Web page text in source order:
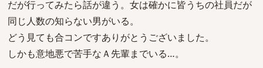
だが行ってみたら話が違う。女は確かに皆うちの社員だが
同じ人数の知らない男がいる。
どう見ても合コンですありがとうございました。
しかも意地悪で苦手なＡ先輩までいる…。